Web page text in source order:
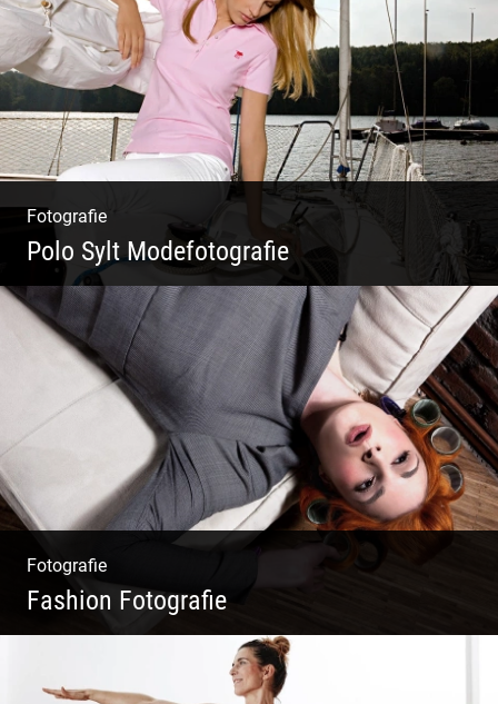
Fotografie
Polo Sylt Modefotografie
Polo Sylt Modefotografie
Fotografie
Fashion Fotografie
Mode|Menschen|Magazin